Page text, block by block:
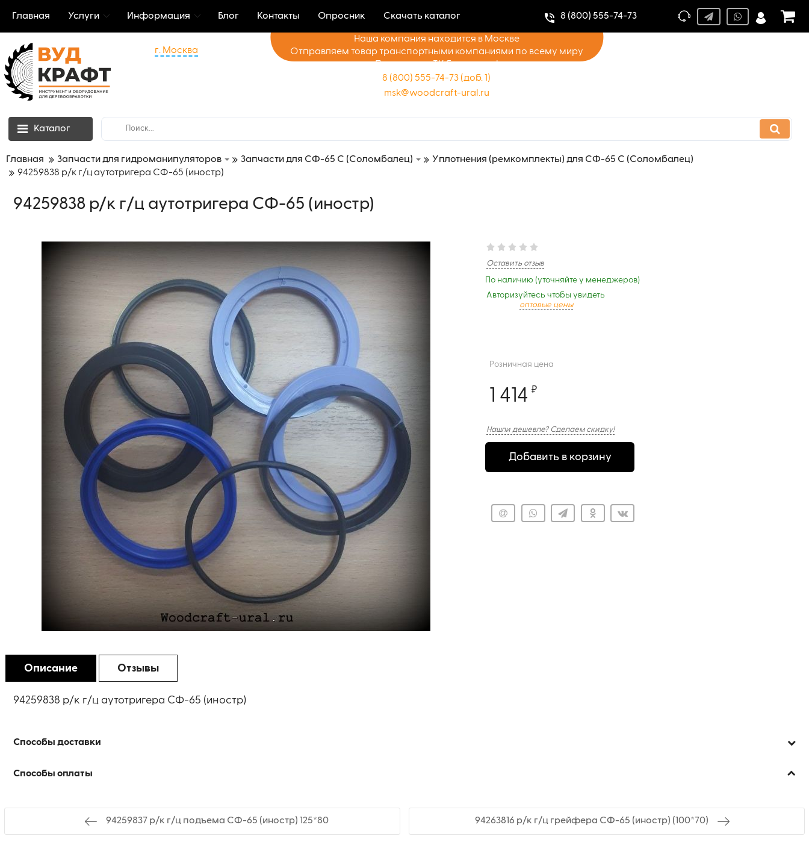
Главная Услуги Информация Блог Контакты Опросник Скачать каталог 8 (800) 555-74-73
г. Москва
Наша компания находится в Москве
Отправляем товар транспортными компаниями по всему миру
Доставка до ТК бесплатно!
8 (800) 555-74-73 (доб. 1)
msk@woodcraft-ural.ru
Каталог
Главная Запчасти для гидроманипуляторов Запчасти для СФ-65 С (Соломбалец)
Уплотнения (ремкомплекты) для СФ-65 С (Соломбалец)
94259838 р/к г/ц аутотригера СФ-65 (иностр)
94259838 р/к г/ц аутотригера СФ-65 (иностр)
Оставить отзыв
По наличию (уточняйте у менеджеров)
Авторизуйтесь чтобы увидеть
оптовые цены
Розничная цена
1 414 ₽
Нашли дешевле? Сделаем скидку!
Добавить в корзину
Описание Отзывы
94259838 р/к г/ц аутотригера СФ-65 (иностр)
Способы доставки
Способы оплаты
94259837 р/к г/ц подъема СФ-65 (иностр) 125*80 94263816 р/к г/ц грейфера СФ-65 (иностр) (100*70)